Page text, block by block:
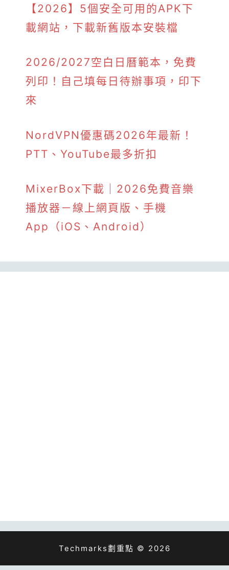
【2026】5個安全可用的APK下
載網站，下載新舊版本安裝檔
2026/2027空白日曆範本，免費
列印！自己填每日待辦事項，印下
來
NordVPN優惠碼2026年最新！
PTT、YouTube最多折扣
MixerBox下載｜2026免費音樂
播放器－線上網頁版、手機
App（iOS、Android）
Techmarks劃重點 © 2026